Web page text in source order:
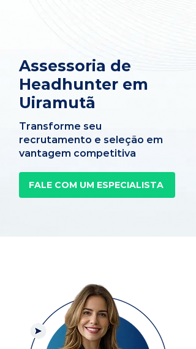
Assessoria de
Headhunter em
Uiramutã
Transforme seu
recrutamento e seleção em
vantagem competitiva
FALE COM UM ESPECIALISTA